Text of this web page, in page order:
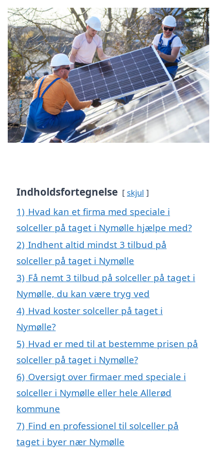
Indholdsfortegnelse skjul
1) Hvad kan et firma med speciale i
solceller på taget i Nymølle hjælpe med?
2) Indhent altid mindst 3 tilbud på
solceller på taget i Nymølle
3) Få nemt 3 tilbud på solceller på taget i
Nymølle, du kan være tryg ved
4) Hvad koster solceller på taget i
Nymølle?
5) Hvad er med til at bestemme prisen på
solceller på taget i Nymølle?
6) Oversigt over firmaer med speciale i
solceller i Nymølle eller hele Allerød
kommune
7) Find en professionel til solceller på
taget i byer nær Nymølle